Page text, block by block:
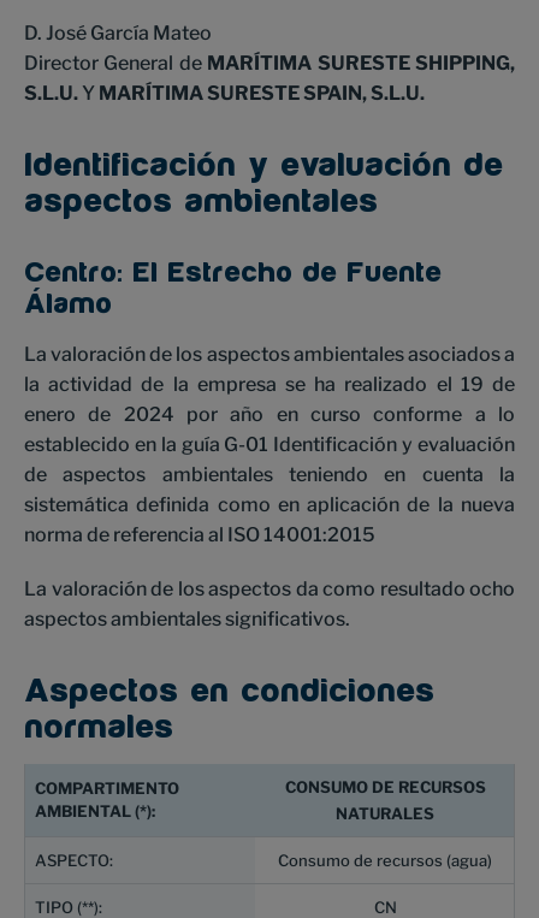
D. José García Mateo
Director General de MARÍTIMA SURESTE SHIPPING,
S.L.U. Y MARÍTIMA SURESTE SPAIN, S.L.U.
Identificación y evaluación de
aspectos ambientales
Centro: El Estrecho de Fuente
Álamo
La valoración de los aspectos ambientales asociados a
la actividad de la empresa se ha realizado el 19 de
enero de 2024 por año en curso conforme a lo
establecido en la guía G-01 Identificación y evaluación
de aspectos ambientales teniendo en cuenta la
sistemática definida como en aplicación de la nueva
norma de referencia al ISO 14001:2015
La valoración de los aspectos da como resultado ocho
aspectos ambientales significativos.
Aspectos en condiciones
normales
CONSUMO DE RECURSOS
NATURALES
Consumo de recursos (agua)
CN